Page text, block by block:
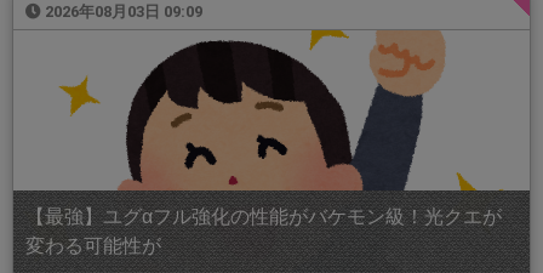
2026年08月03日 09:09
【最強】ユグαフル強化の性能がバケモン級！光クエが
変わる可能性が